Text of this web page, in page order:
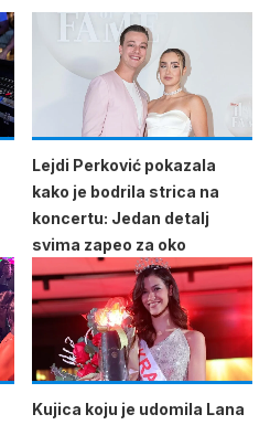
Lejdi Perković pokazala
kako je bodrila strica na
koncertu: Jedan detalj
svima zapeo za oko
Kujica koju je udomila Lana